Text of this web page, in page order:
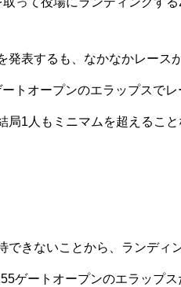
発表するも、なかなかレース
トオープンのエラップスで
局1人もミニマムを超えるこ
できないことから、ランディ
ゲートオープンのエラップス